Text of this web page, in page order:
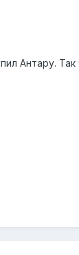
Антару.